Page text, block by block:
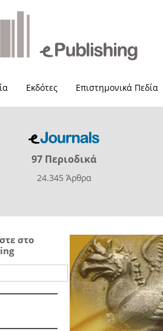
Εκδότες Επιστημονικά Πεδία
97 Περιοδικά
24.345 Άρθρα
στο